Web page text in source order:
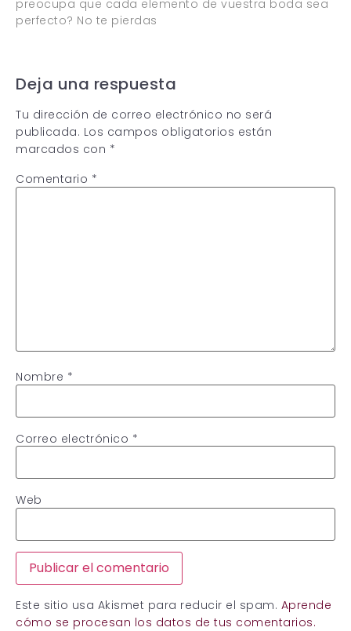
preocupa que cada elemento de vuestra boda sea
perfecto? No te pierdas
Deja una respuesta
Tu dirección de correo electrónico no será
publicada. Los campos obligatorios están
marcados con *
Comentario *
Nombre *
Correo electrónico *
Web
Este sitio usa Akismet para reducir el spam. Aprende
cómo se procesan los datos de tus comentarios.